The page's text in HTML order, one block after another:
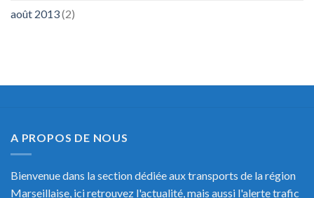
août 2013(2)
A PROPOS DE NOUS
Bienvenue dans la section dédiée aux transports de la région
Marseillaise, ici retrouvez l'actualité, mais aussi l'alerte trafic